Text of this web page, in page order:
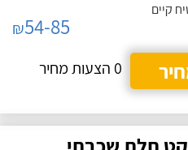
קיים
₪54-85
0 הצעות מחיר